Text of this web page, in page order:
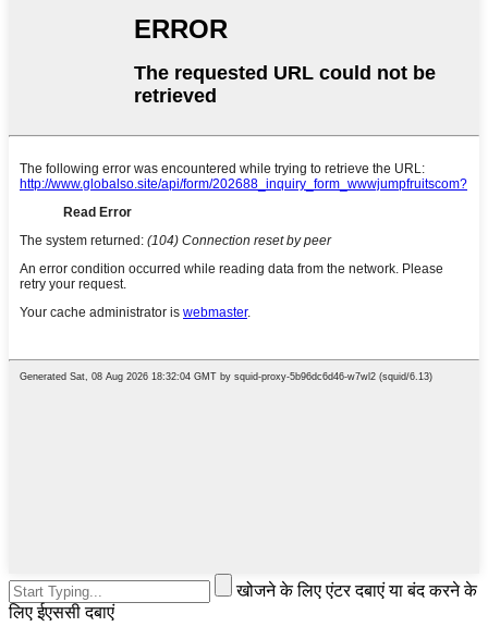
खोजने के लिए एंटर दबाएं या बंद करने के
लिए ईएससी दबाएं